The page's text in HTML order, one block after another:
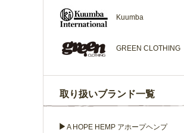
Kuumba
GREEN CLOTHING
取り扱いブランド一覧
▶ A HOPE HEMP アホープヘンプ